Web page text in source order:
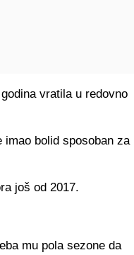
vratila u redovno
imao bolid sposoban za
još od 2017.
mu pola sezone da